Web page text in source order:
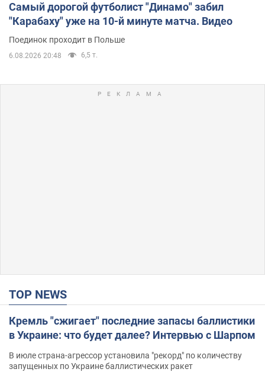
Самый дорогой футболист "Динамо" забил
"Карабаху" уже на 10-й минуте матча. Видео
Поединок проходит в Польше
6.08.2026 20:48 6,5 т.
TOP NEWS
Кремль "сжигает" последние запасы баллистики
в Украине: что будет далее? Интервью с Шарпом
В июле страна-агрессор установила "рекорд" по количеству
запущенных по Украине баллистических ракет